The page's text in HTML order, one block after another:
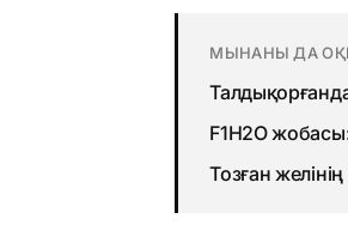
МЫНАНЫ ДА ОҚИ
F1H2O
Тозған